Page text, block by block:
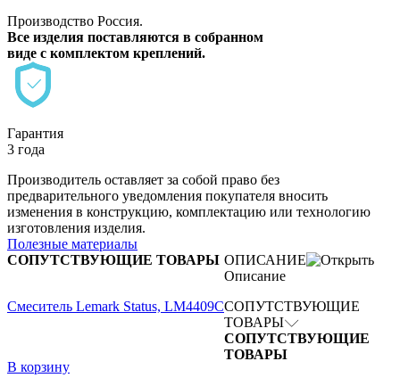
Производство Россия.
Все изделия поставляются в собранном
виде с комплектом креплений.
Гарантия
3 года
Производитель оставляет за собой право без
предварительного уведомления покупателя вносить
изменения в конструкцию, комплектацию или технологию
изготовления изделия.
Полезные материалы
СОПУТСТВУЮЩИЕ ТОВАРЫ
Смеситель Lemark Status, LM4409C
В корзину
ОПИСАНИЕ
Описание
СОПУТСТВУЮЩИЕ
ТОВАРЫ
СОПУТСТВУЮЩИЕ
ТОВАРЫ